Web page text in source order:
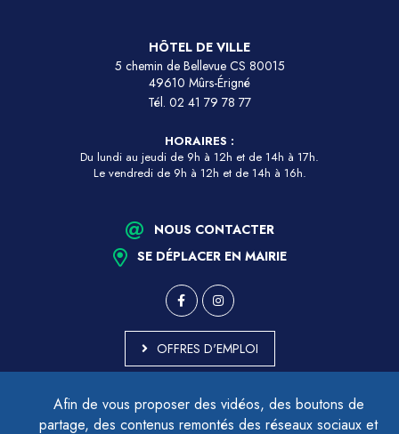
Afin de vous proposer des vidéos, des boutons de
partage, des contenus remontés des réseaux sociaux et
HÔTEL DE VILLE
5 chemin de Bellevue CS 80015
49610 Mûrs-Érigné
Tél. 02 41 79 78 77
HORAIRES :
Du lundi au jeudi de 9h à 12h et de 14h à 17h.
Le vendredi de 9h à 12h et de 14h à 16h.
NOUS CONTACTER
SE DÉPLACER EN MAIRIE
OFFRES D'EMPLOI
ACCESSIBILITÉ - PARTIELLEMENT CONFORME
PLAN DU SITE